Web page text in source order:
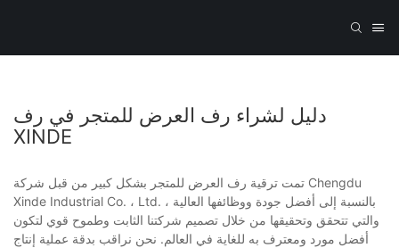
دليل لشراء رف العرض للمتجر في رف
XINDE
تمت ترقية رف العرض للمتجر بشكل كبير من قبل شركة Chengdu
Xinde Industrial Co. ، Ltd. بالنسبة إلى أفضل جودة ووظائفها العالية ،
والتي تتحقق وتحقيقها من خلال تصميم شركتنا الثابت وطموح قوي لتكون
أفضل مورد ومعترف به للغاية في العالم. نحن نراقب بدقة عملية إنتاج